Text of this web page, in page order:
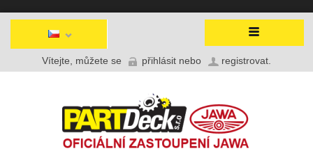
Vítejte, můžete se přihlásit nebo registrovat